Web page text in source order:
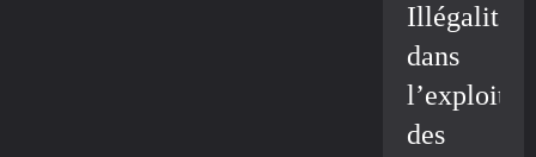
Illégalité
dans
des